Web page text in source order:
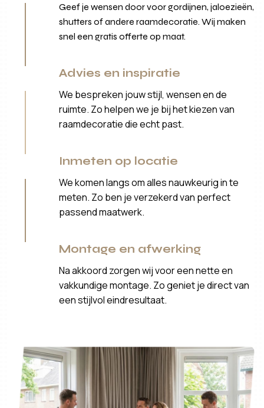
Geef je wensen door voor gordijnen, jaloezieën,
shutters of andere raamdecoratie. Wij maken
snel een gratis offerte op maat.
Advies en inspiratie
We bespreken jouw stijl, wensen en de
ruimte. Zo helpen we je bij het kiezen van
raamdecoratie die echt past.
Inmeten op locatie
We komen langs om alles nauwkeurig in te
meten. Zo ben je verzekerd van perfect
passend maatwerk.
Montage en afwerking
Na akkoord zorgen wij voor een nette en
vakkundige montage. Zo geniet je direct van
een stijlvol eindresultaat.